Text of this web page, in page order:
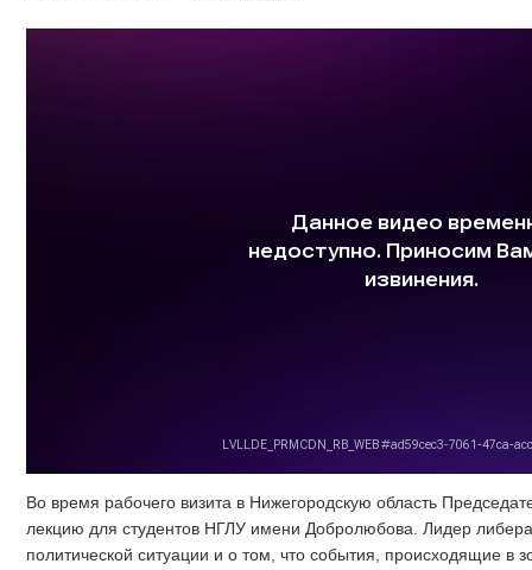
Во время рабочего визита в Нижегородскую область
лекцию для студентов НГЛУ имени Добролюбова. Лидер
политической ситуации и о том, что события, происходящие в